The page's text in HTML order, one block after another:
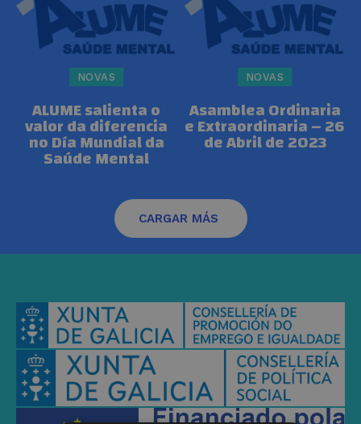
NOVAS
ALUME salienta o
valor da diferencia
no Día Mundial da
Saúde Mental
NOVAS
Asamblea Ordinaria
e Extraordinaria – 26
de Abril de 2023
CARGAR MÁS